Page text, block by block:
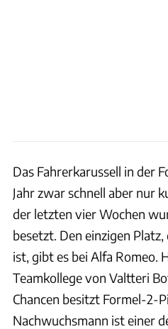
Das Fahrerkarussell in der
Jahr zwar schnell aber nur
der letzten vier Wochen
besetzt. Den einzigen
ist, gibt es bei Alfa Romeo.
Teamkollege von Valtteri
Chancen besitzt Formel-2-
Nachwuchsmann ist einer